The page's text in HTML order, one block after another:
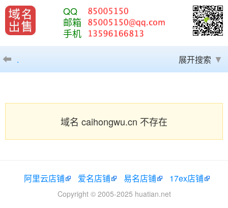
QQ
邮箱
手机
. 展开搜索
域名 caihongwu.cn 不存在
阿里云店铺 爱名店铺 易名店铺 17ex店铺
Copyright © 2005-2025 huatian.net